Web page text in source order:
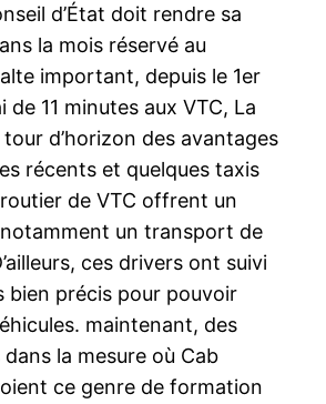
d’État doit rendre sa
la mois réservé au
important, depuis le 1er
de 11 minutes aux VTC, La
d’horizon des avantages
récents et quelques taxis
de VTC offrent un
un transport de
ces drivers ont suivi
bien précis pour pouvoir
maintenant, des
la mesure où Cab
ce genre de formation